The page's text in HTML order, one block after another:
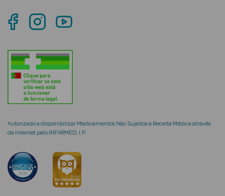
Corpo
Lábios
Solares Bebé e
Criança
Rosto e
Autorizado a disponibilizar Medicamentos Não Sujeitos a Receita Médica através
da Internet pelo INFARMED, I.P.